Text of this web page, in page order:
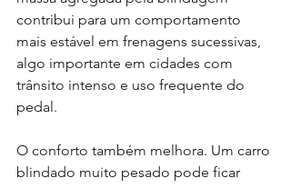
contribui para um comportamento
mais estável em frenagens sucessivas,
algo importante em cidades com
trânsito intenso e uso frequente do
pedal.
O conforto também melhora. Um carro
blindado muito pesado pode ficar